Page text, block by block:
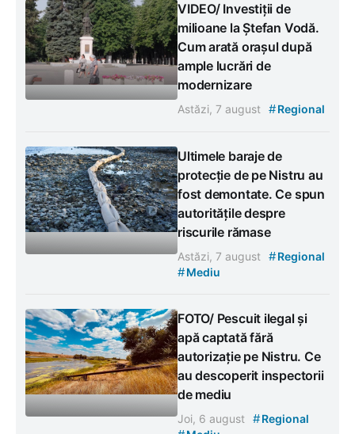
VIDEO/ Investiții de
milioane la Ștefan Vodă.
Cum arată orașul după
ample lucrări de
modernizare
Astăzi, 7 august #Regional
Ultimele baraje de
protecție de pe Nistru au
fost demontate. Ce spun
autoritățile despre
riscurile rămase
Astăzi, 7 august #Regional
#Mediu
FOTO/ Pescuit ilegal și
apă captată fără
autorizație pe Nistru. Ce
au descoperit inspectorii
de mediu
Joi, 6 august #Regional